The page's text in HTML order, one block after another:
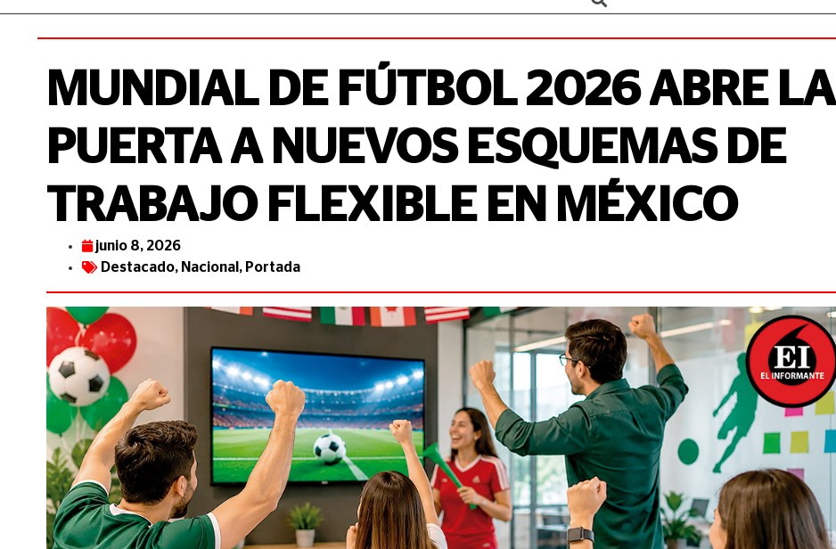
MUNDIAL DE FÚTBOL 2026 ABRE LA
PUERTA A NUEVOS ESQUEMAS DE
TRABAJO FLEXIBLE EN MÉXICO
junio 8, 2026
Destacado, Nacional , Portada